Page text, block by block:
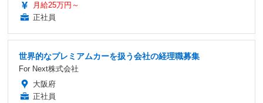
月給25万円～
正社員
世界的なプレミアムカーを扱う会社の経理職募集
For Next株式会社
大阪府
正社員